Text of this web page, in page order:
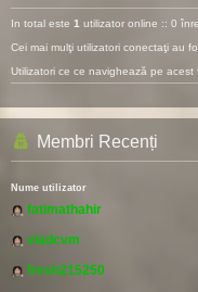
In total este 1 utilizator online :: 0
Cei mai mulţi utilizatori conectaţi au
Utilizatori ce ce navighează pe
Membri Recenți
Nume utilizator
fatimathahir
vladcvm
fresh215250